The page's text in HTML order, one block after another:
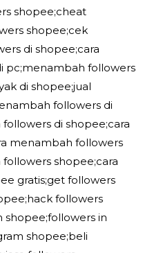
shopee;cheat
shopee;cek
di shopee;cara
pc;menambah followers
di shopee;jual
followers di
di shopee;cara
menambah followers
shopee;cara
gratis;get followers
followers
shopee;followers in
shopee;beli